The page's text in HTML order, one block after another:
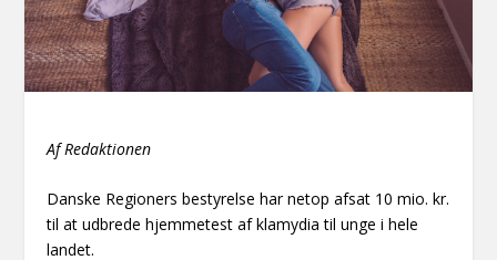
Af Redaktionen
Danske Regioners bestyrelse har netop afsat 10 mio. kr.
til at udbrede hjemmetest af klamydia til unge i hele
landet.